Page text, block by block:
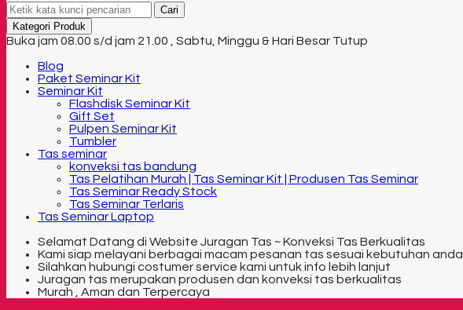
Cari
Kategori Produk
Buka jam 08.00 s/d jam 21.00 , Sabtu, Minggu & Hari Besar Tutup
Blog
Paket Seminar Kit
Seminar Kit
Flashdisk Seminar Kit
Gift Set
Pulpen Seminar Kit
Tumbler
Tas seminar
konveksi tas bandung
Tas Pelatihan Murah | Tas Seminar Kit | Produsen Tas Seminar
Tas Seminar Ready Stock
Tas Seminar Terlaris
Tas Seminar Laptop
Selamat Datang di Website Juragan Tas ~ Konveksi Tas Berkualitas
Kami siap melayani berbagai macam pesanan tas sesuai kebutuhan anda
Silahkan hubungi costumer service kami untuk info lebih lanjut
Juragan tas merupakan produsen dan konveksi tas berkualitas
Murah , Aman dan Terpercaya